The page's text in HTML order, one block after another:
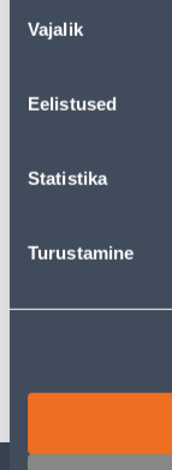
valik
Vajalik
Eelistused
Statistika
Turustamine
Ожидаемая